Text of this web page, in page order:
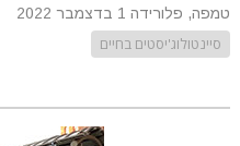
טמפה, פלורידה 1 בדצמבר 2022
סיינטולוג'יסטים בחיים